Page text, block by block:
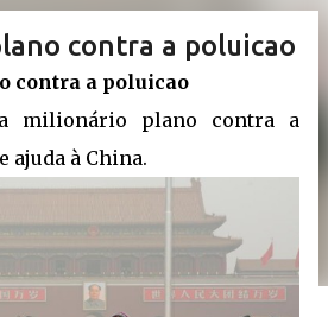
contra a poluicao
contra a poluicao
milionário plano contra a
ajuda à China.